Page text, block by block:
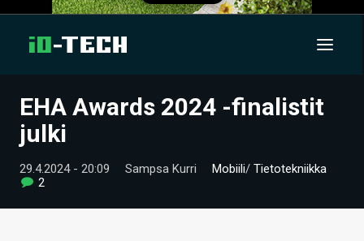
UUTISET
VIDEOT
EHA Awards 2024 -finalistit
julki
29.4.2024 - 20:09 Sampsa Kurri Mobiili/ Tietotekniikka
2